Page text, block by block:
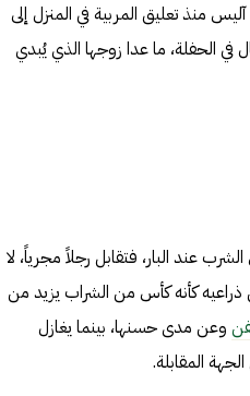
منذ تعليق المربية في المنزل إلى
الحفلة، ما عدا زوجها الذي يُبدي
عند البار، فتقابل رجلاً مجرياً، لا
كأنه كأس من الشراب يزيد من
وعن مدى حسنها، بينما يغازل
المقابلة.